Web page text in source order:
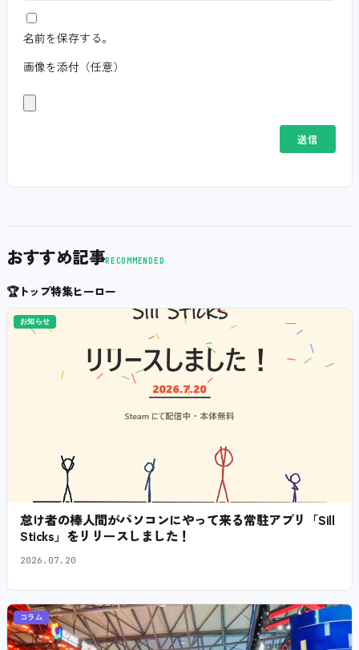
名前を保存する。
画像を添付（任意）
おすすめ記事RECOMMENDED
🏆トップ特集ヒーロー
お知らせ
怠け者の棒人間がパソコンにやって来る常駐アプリ「Sill
Sticks」をリリースしました！
2026.07.20
コラム